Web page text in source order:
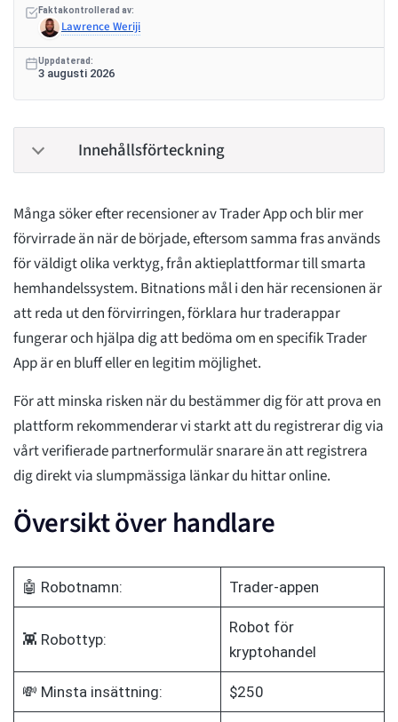
Faktakontrollerad av:
Lawrence Weriji
Uppdaterad:
3 augusti 2026
Innehållsförteckning
Många söker efter recensioner av Trader App och blir mer
förvirrade än när de började, eftersom samma fras används
för väldigt olika verktyg, från aktieplattformar till smarta
hemhandelssystem. Bitnations mål i den här recensionen är
att reda ut den förvirringen, förklara hur traderappar
fungerar och hjälpa dig att bedöma om en specifik Trader
App är en bluff eller en legitim möjlighet.
För att minska risken när du bestämmer dig för att prova en
plattform rekommenderar vi starkt att du registrerar dig via
vårt verifierade partnerformulär snarare än att registrera
dig direkt via slumpmässiga länkar du hittar online.
Översikt över handlare
🤖 Robotnamn: Trader-appen
👾 Robottyp:
Robot för
kryptohandel
💸 Minsta insättning: $250